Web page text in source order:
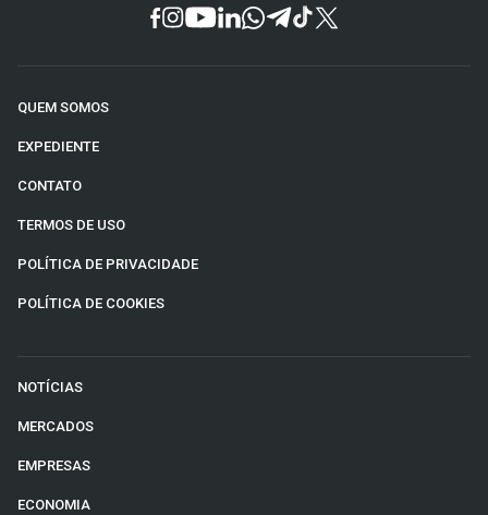
QUEM SOMOS
EXPEDIENTE
CONTATO
TERMOS DE USO
POLÍTICA DE PRIVACIDADE
POLÍTICA DE COOKIES
NOTÍCIAS
MERCADOS
EMPRESAS
ECONOMIA